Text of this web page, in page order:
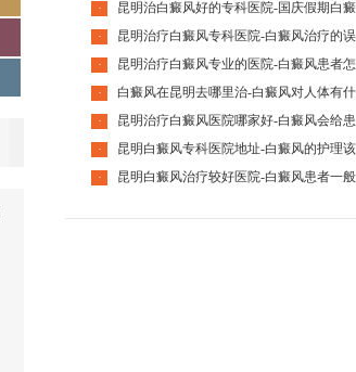
·
·
·
·
·
·
·